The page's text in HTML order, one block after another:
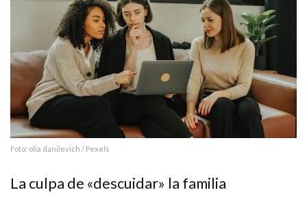
Foto: olia danilevich / Pexels
La culpa de «descuidar» la familia